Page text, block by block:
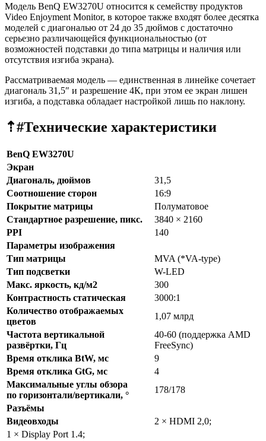
Модель BenQ EW3270U относится к семейству продуктов
Video Enjoyment Monitor, в которое также входят более десятка
моделей с диагональю от 24 до 35 дюймов с достаточно
серьезно различающейся функциональностью (от
возможностей подставки до типа матрицы и наличия или
отсутствия изгиба экрана).
Рассматриваемая модель — единственная в линейке сочетает
диагональ 31,5″ и разрешение 4К, при этом ее экран лишен
изгиба, а подставка обладает настройкой лишь по наклону.
⇡#Технические характеристики
BenQ EW3270U
Экран
Диагональ, дюймов
31,5
Соотношение сторон
16:9
Покрытие матрицы
Полуматовое
Стандартное разрешение, пикс.
3840 × 2160
PPI
140
Параметры изображения
Тип матрицы
MVA (*VA-type)
Тип подсветки
W-LED
Макс. яркость, кд/м2
300
Контрастность статическая
3000:1
Количество отображаемых
цветов
1,07 млрд
Частота вертикальной
развёртки, Гц
40-60 (поддержка AMD
FreeSync)
Время отклика BtW, мс
9
Время отклика GtG, мс
4
Максимальные углы обзора
по горизонтали/вертикали, °
178/178
Разъёмы
Видеовходы
2 × HDMI 2,0;
1 × Display Port 1.4;